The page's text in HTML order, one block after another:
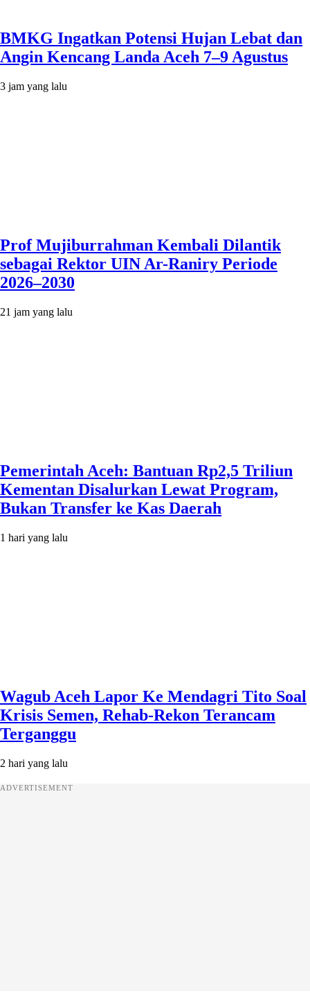
BMKG Ingatkan Potensi Hujan Lebat dan
Angin Kencang Landa Aceh 7–9 Agustus
3 jam yang lalu
Prof Mujiburrahman Kembali Dilantik
sebagai Rektor UIN Ar-Raniry Periode
2026–2030
21 jam yang lalu
Pemerintah Aceh: Bantuan Rp2,5 Triliun
Kementan Disalurkan Lewat Program,
Bukan Transfer ke Kas Daerah
1 hari yang lalu
Wagub Aceh Lapor Ke Mendagri Tito Soal
Krisis Semen, Rehab-Rekon Terancam
Terganggu
2 hari yang lalu
ADVERTISEMENT